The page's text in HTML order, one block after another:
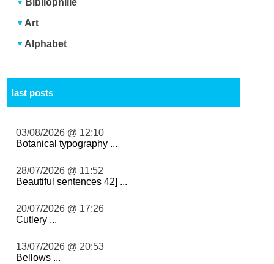
Bibliophilie
Art
Alphabet
last posts
03/08/2026 @ 12:10
Botanical typography ...
28/07/2026 @ 11:52
Beautiful sentences 42] ...
20/07/2026 @ 17:26
Cutlery ...
13/07/2026 @ 20:53
Bellows ...